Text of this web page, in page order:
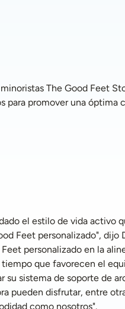
para promover una óptima
Feet personalizado", dijo
personalizado en la
tiempo que favorecen el
sistema de soporte de
pueden disfrutar, entre
como nosotros".